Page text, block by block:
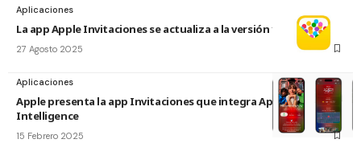
Aplicaciones
La app Apple Invitaciones se actualiza a la versión 1.4
27 Agosto 2025
Aplicaciones
Apple presenta la app Invitaciones que integra Apple
Intelligence
15 Febrero 2025